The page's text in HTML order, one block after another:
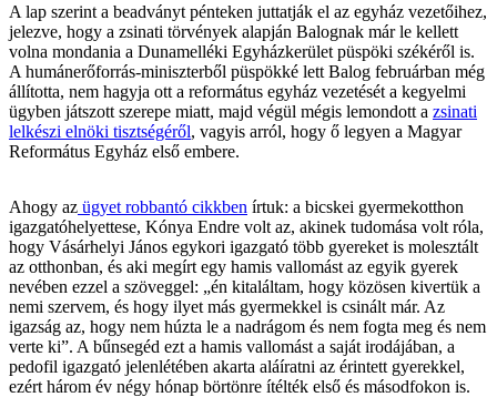
A lap szerint a beadványt pénteken juttatják el az egyház vezetőihez,
jelezve, hogy a zsinati törvények alapján Balognak már le kellett
volna mondania a Dunamelléki Egyházkerület püspöki székéről is.
A humánerőforrás-miniszterből püspökké lett Balog februárban még
állította, nem hagyja ott a református egyház vezetését a kegyelmi
ügyben játszott szerepe miatt, majd végül mégis lemondott a zsinati
lelkészi elnöki tisztségéről, vagyis arról, hogy ő legyen a Magyar
Református Egyház első embere.
Ahogy az ügyet robbantó cikkben írtuk: a bicskei gyermekotthon
igazgatóhelyettese, Kónya Endre volt az, akinek tudomása volt róla,
hogy Vásárhelyi János egykori igazgató több gyereket is molesztált
az otthonban, és aki megírt egy hamis vallomást az egyik gyerek
nevében ezzel a szöveggel: „én kitaláltam, hogy közösen kivertük a
nemi szervem, és hogy ilyet más gyermekkel is csinált már. Az
igazság az, hogy nem húzta le a nadrágom és nem fogta meg és nem
verte ki”. A bűnsegéd ezt a hamis vallomást a saját irodájában, a
pedofil igazgató jelenlétében akarta aláíratni az érintett gyerekkel,
ezért három év négy hónap börtönre ítélték első és másodfokon is.